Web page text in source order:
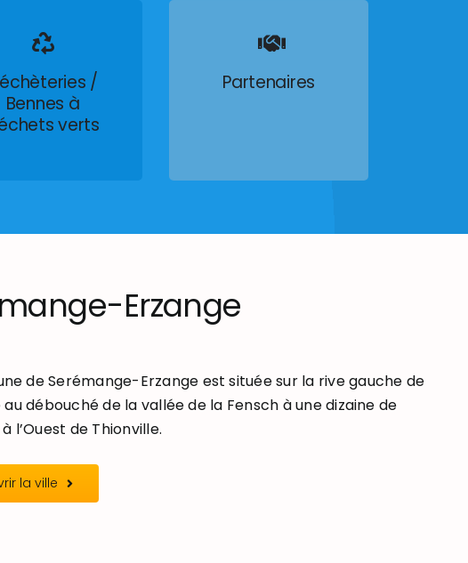
/
Bennes à
verts
Partenaires
Erzange
de Serémange-Erzange est située sur la rive gauche de
au débouché de la vallée de la Fensch à une dizaine de
l’Ouest de Thionville.
la ville